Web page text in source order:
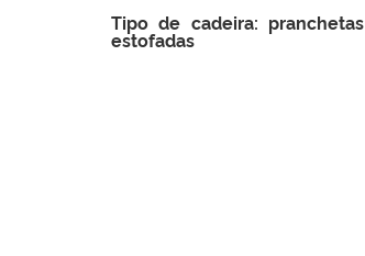
Tipo de cadeira: pranchetas
estofadas